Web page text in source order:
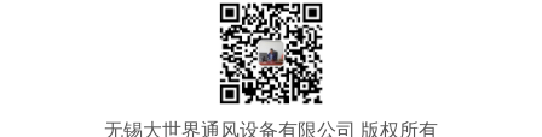
无锡大世界通风设备有限公司 版权所有